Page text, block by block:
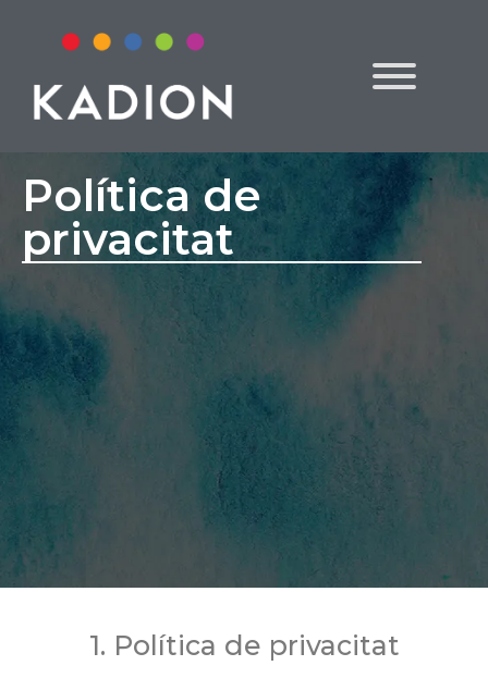
Política de
privacitat
1. Política de privacitat